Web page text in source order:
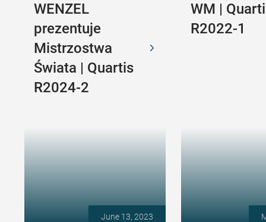
WENZEL
prezentuje
Mistrzostwa
Świata | Quartis
R2024-2
WM |
R2022-1
June 13, 2023